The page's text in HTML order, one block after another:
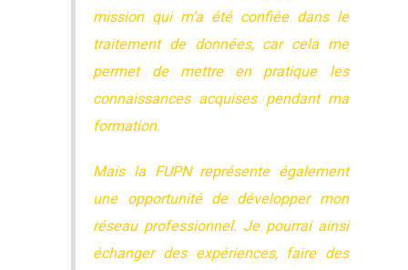
mission qui m’a été confiée dans le
traitement de données, car cela me
permet de mettre en pratique les
connaissances acquises pendant ma
formation.
Mais la FUPN représente également
une opportunité de développer mon
réseau professionnel. Je pourrai ainsi
échanger des expériences, faire des